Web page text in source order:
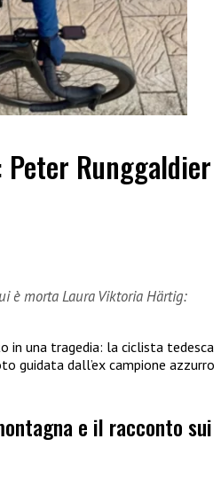
Peter Runggaldier
è morta Laura Viktoria Härtig:
in una tragedia: la ciclista tedesca
guidata dall’ex campione azzurro
e il racconto sui